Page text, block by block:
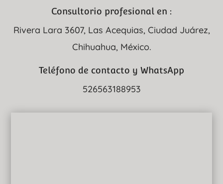
Consultorio profesional en :
Rivera Lara 3607, Las Acequias, Ciudad Juárez,
Chihuahua, México.
Teléfono de contacto y WhatsApp
526563188953